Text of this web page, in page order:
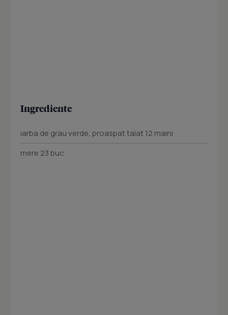
Ingrediente
iarba de grau verde, proaspat taiat 12 maini
mere 23 buc